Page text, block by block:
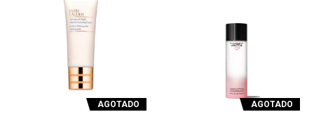
AGOTADO AGOTADO